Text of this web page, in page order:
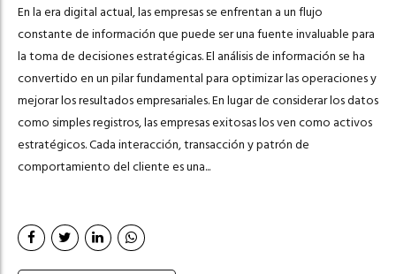
En la era digital actual, las empresas se enfrentan a un flujo
constante de información que puede ser una fuente invaluable para
la toma de decisiones estratégicas. El análisis de información se ha
convertido en un pilar fundamental para optimizar las operaciones y
mejorar los resultados empresariales. En lugar de considerar los datos
como simples registros, las empresas exitosas los ven como activos
estratégicos. Cada interacción, transacción y patrón de
comportamiento del cliente es una...